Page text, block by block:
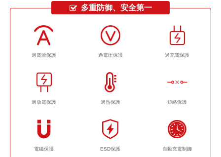
多重防御、安全第一
過電流保護 過電圧保護 過充電保護
過放電保護 過熱保護 短絡保護
電磁保護 ESD保護 自動充電制御